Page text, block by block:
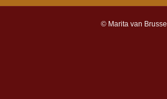
© Marita van Brussel